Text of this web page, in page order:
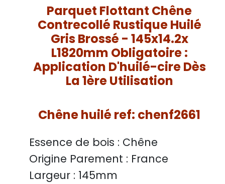
Parquet Flottant Chêne
Contrecollé Rustique Huilé
Gris Brossé - 145x14.2x
L1820mm Obligatoire :
Application D'huilé-cire Dès
La 1ère Utilisation
Chêne huilé ref: chenf2661
Essence de bois : Chêne
Origine Parement : France
Largeur : 145mm